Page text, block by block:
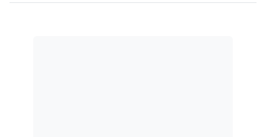
começo dos anos 1980 iniciou-se a discussão